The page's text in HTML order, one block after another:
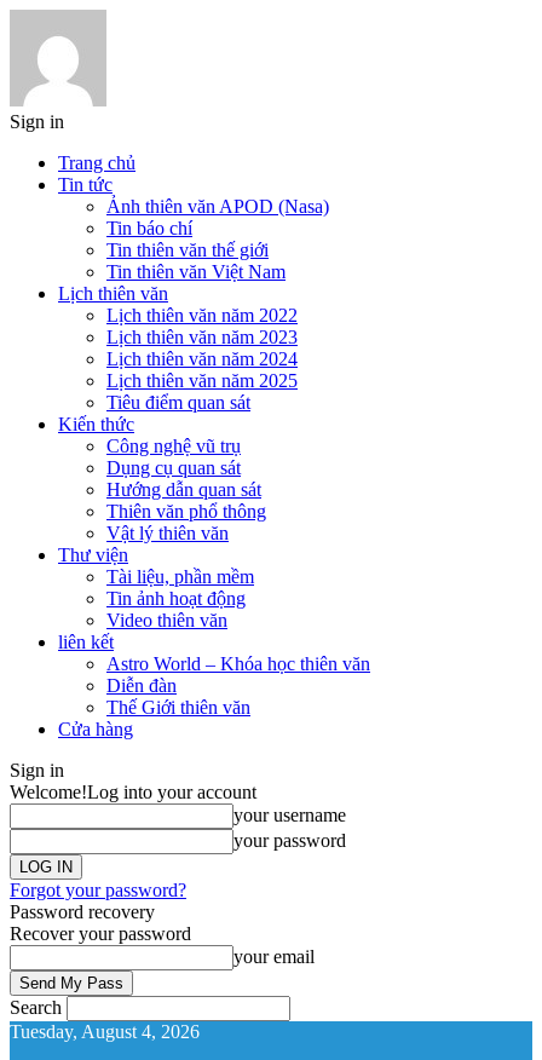
Sign in
Trang chủ
Tin tức
Ảnh thiên văn APOD (Nasa)
Tin báo chí
Tin thiên văn thế giới
Tin thiên văn Việt Nam
Lịch thiên văn
Lịch thiên văn năm 2022
Lịch thiên văn năm 2023
Lịch thiên văn năm 2024
Lịch thiên văn năm 2025
Tiêu điểm quan sát
Kiến thức
Công nghệ vũ trụ
Dụng cụ quan sát
Hướng dẫn quan sát
Thiên văn phổ thông
Vật lý thiên văn
Thư viện
Tài liệu, phần mềm
Tin ảnh hoạt động
Video thiên văn
liên kết
Astro World – Khóa học thiên văn
Diễn đàn
Thế Giới thiên văn
Cửa hàng
Sign in
Welcome!Log into your account
your username
your password
Forgot your password?
Password recovery
Recover your password
your email
Search
Tuesday, August 4, 2026